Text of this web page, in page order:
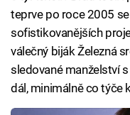
teprve po roce 2005
sofistikovanějších
válečný biják Železná
sledované manželství
dál, minimálně co týče